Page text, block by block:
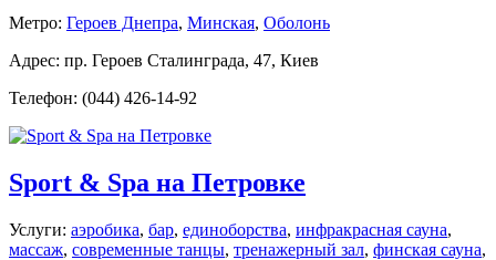
Метро: Героев Днепра, Минская, Оболонь
Адрес: пр. Героев Сталинграда, 47, Киев
Телефон: (044) 426-14-92
Sport & Spa на Петровке
Услуги: аэробика, бар, единоборства, инфракрасная сауна,
массаж, современные танцы, тренажерный зал, финская сауна,